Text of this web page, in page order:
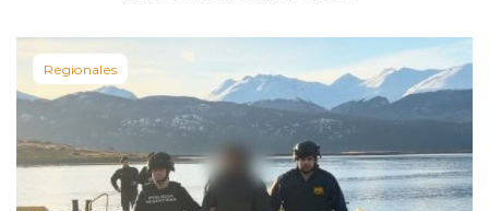
Regionales